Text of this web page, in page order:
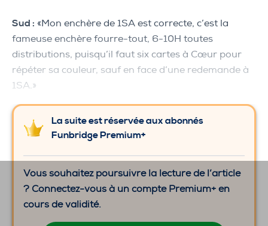
Sud : «Mon enchère de 1SA est correcte, c’est la
fameuse enchère fourre-tout, 6-10H toutes
distributions, puisqu’il faut six cartes à Cœur pour
répéter sa couleur, sauf en face d’une redemande à
1SA.»
La suite est réservée aux abonnés
Funbridge Premium+
Vous souhaitez poursuivre la lecture de l’article
? Connectez-vous à un compte Premium+ en
cours de validité.